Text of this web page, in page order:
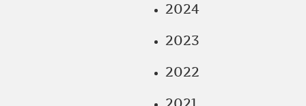
2024
2023
2022